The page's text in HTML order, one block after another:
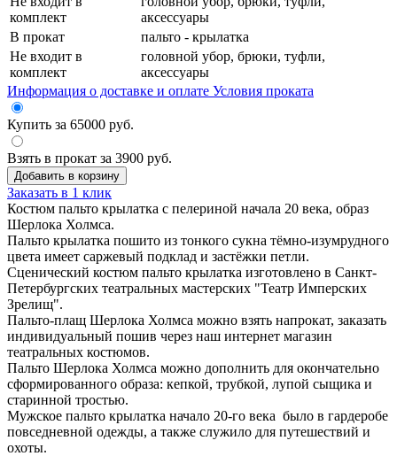
комплект
аксессуары
В прокат
пальто - крылатка
Не входит в
комплект
головной убор, брюки, туфли,
аксессуары
Информация о доставке и оплате Условия проката
Купить за 65000 руб.
Взять в прокат за 3900 руб.
Добавить в корзину
Заказать в 1 клик
Костюм пальто крылатка с пелериной начала 20 века, образ
Шерлока Холмса.
Пальто крылатка пошито из тонкого сукна тёмно-изумрудного
цвета имеет саржевый подклад и застёжки петли.
Сценический костюм пальто крылатка изготовлено в Санкт-
Петербургских театральных мастерских "Театр Имперских
Зрелищ".
Пальто-плащ Шерлока Холмса можно взять напрокат, заказать
индивидуальный пошив через наш интернет магазин
театральных костюмов.
Пальто Шерлока Холмса можно дополнить для окончательно
сформированного образа: кепкой, трубкой, лупой сыщика и
старинной тростью.
Мужское пальто крылатка начало 20-го века было в гардеробе
повседневной одежды, а также служило для путешествий и
охоты.